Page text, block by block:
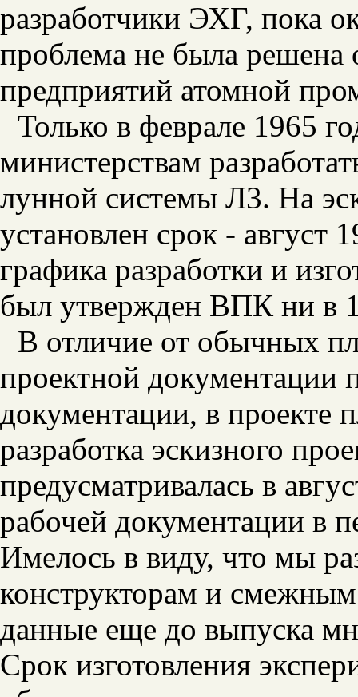
разработчики ЭХГ, пока
проблема не была решена
предприятий атомной
Только в феврале 1965
министерствам
лунной системы Л3. На
установлен срок - август
графика разработки и
был утвержден ВПК ни в
В отличие от обычных
проектной документации
документации, в проекте
разработка эскизного
предусматривалась в
рабочей документации в
Имелось в виду, что мы
конструкторам и
данные еще до выпуска
Срок изготовления